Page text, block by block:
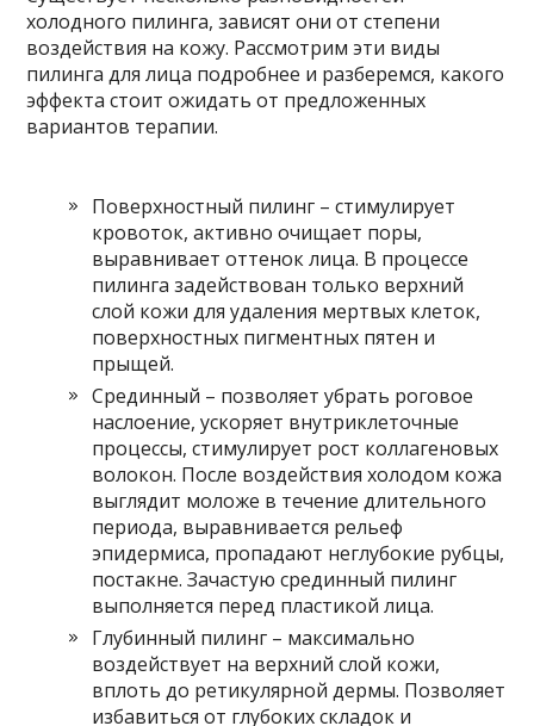
холодного пилинга, зависят они от степени
воздействия на кожу. Рассмотрим эти виды
пилинга для лица подробнее и разберемся, какого
эффекта стоит ожидать от предложенных
вариантов терапии.
Поверхностный пилинг – стимулирует
кровоток, активно очищает поры,
выравнивает оттенок лица. В процессе
пилинга задействован только верхний
слой кожи для удаления мертвых клеток,
поверхностных пигментных пятен и
прыщей.
Срединный – позволяет убрать роговое
наслоение, ускоряет внутриклеточные
процессы, стимулирует рост коллагеновых
волокон. После воздействия холодом кожа
выглядит моложе в течение длительного
периода, выравнивается рельеф
эпидермиса, пропадают неглубокие рубцы,
постакне. Зачастую срединный пилинг
выполняется перед пластикой лица.
Глубинный пилинг – максимально
воздействует на верхний слой кожи,
вплоть до ретикулярной дермы. Позволяет
избавиться от глубоких складок и